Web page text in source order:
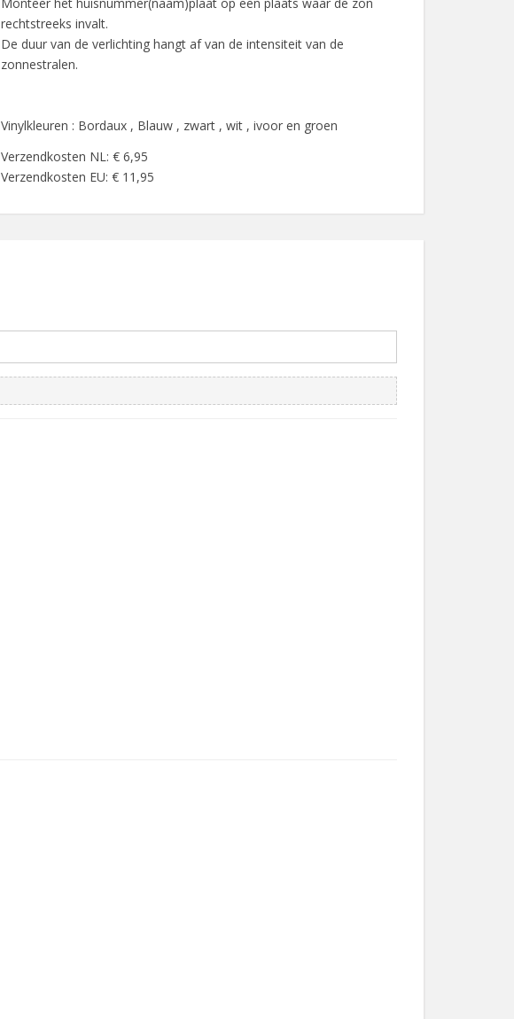
rechtstreeks invalt.
De duur van de verlichting hangt af van de intensiteit van de
zonnestralen.
Vinylkleuren : Bordaux , Blauw , zwart , wit , ivoor en groen
Verzendkosten NL: € 6,95
Verzendkosten EU: € 11,95